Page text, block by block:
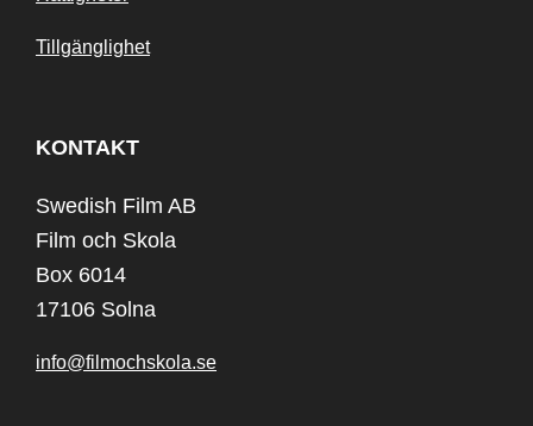
Tillgänglighet
KONTAKT
Swedish Film AB
Film och Skola
Box 6014
17106 Solna
info@filmochskola.se